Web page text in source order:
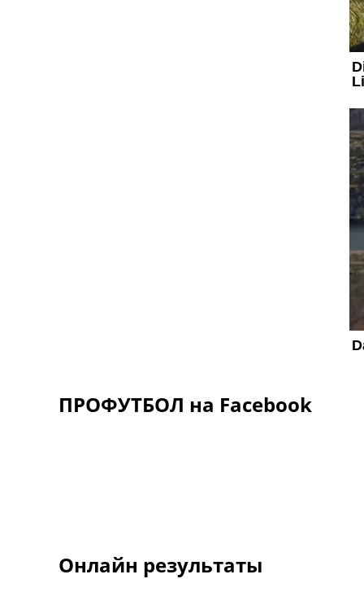
ПРОФУТБОЛ на Facebook
Онлайн результаты